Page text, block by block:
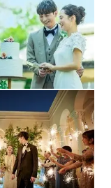
応相談）
み可。【前払い】【後
払い方法に柔軟に対応
変更・キャンセルにお
りご予約のキャンセル
戴いたします。キャン
数変更の料金について
。